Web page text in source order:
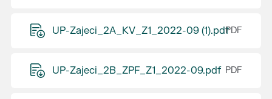
UP-Zajeci_2A_KV_Z1_2022-09 (1).pdf
UP-Zajeci_2B_ZPF_Z1_2022-09.pdf